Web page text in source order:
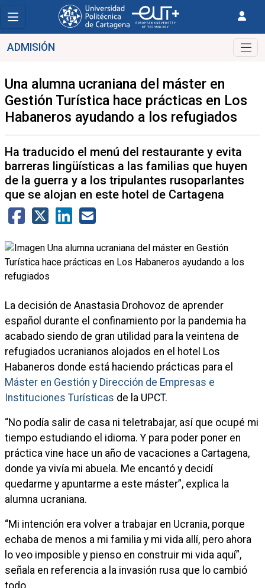
ADMISIÓN
Una alumna ucraniana del máster en
Gestión Turística hace prácticas en Los
Habaneros ayudando a los refugiados
Ha traducido el menú del restaurante y evita
barreras lingüísticas a las familias que huyen
de la guerra y a los tripulantes rusoparlantes
que se alojan en este hotel de Cartagena
La decisión de Anastasia Drohovoz de aprender
español durante el confinamiento por la pandemia ha
acabado siendo de gran utilidad para la veintena de
refugiados ucranianos alojados en el hotel Los
Habaneros donde está haciendo prácticas para el
Máster en Gestión y Dirección de Empresas e
Instituciones Turísticas de la UPCT.
“No podía salir de casa ni teletrabajar, así que ocupé mi
tiempo estudiando el idioma. Y para poder poner en
práctica vine hace un año de vacaciones a Cartagena,
donde ya vivía mi abuela. Me encantó y decidí
quedarme y apuntarme a este máster”, explica la
alumna ucraniana.
“Mi intención era volver a trabajar en Ucrania, porque
echaba de menos a mi familia y mi vida allí, pero ahora
lo veo imposible y pienso en construir mi vida aquí”,
señala en referencia a la invasión rusa que lo cambió
todo.